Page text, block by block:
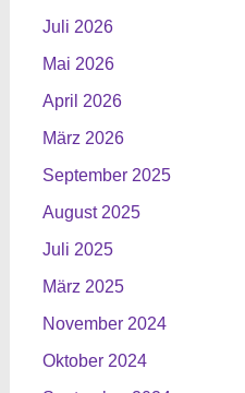
Juli 2026
Mai 2026
April 2026
März 2026
September 2025
August 2025
Juli 2025
März 2025
November 2024
Oktober 2024